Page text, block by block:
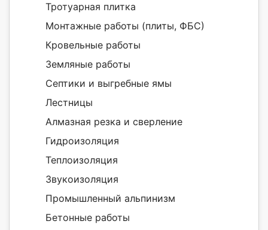
Тротуарная плитка
Монтажные работы (плиты, ФБС)
Кровельные работы
Земляные работы
Септики и выгребные ямы
Лестницы
Алмазная резка и сверление
Гидроизоляция
Теплоизоляция
Звукоизоляция
Промышленный альпинизм
Бетонные работы